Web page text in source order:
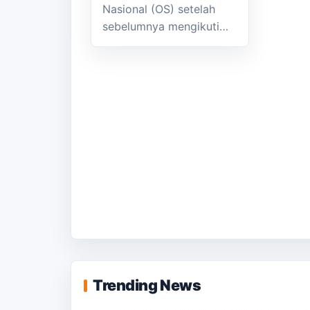
Nasional (OS) setelah
sebelumnya mengikuti…
Trending News